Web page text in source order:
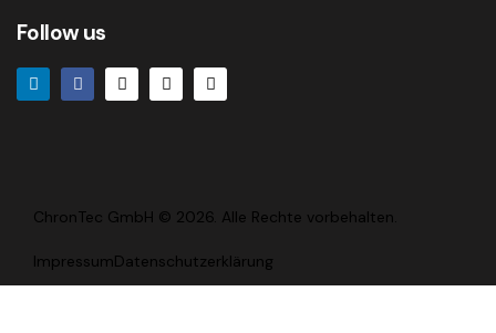
Follow us
ChronTec GmbH © 2026. Alle Rechte vorbehalten.
ImpressumDatenschutzerklärung